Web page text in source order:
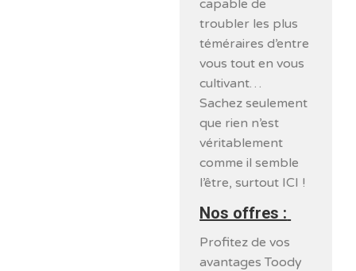
capable de
troubler les plus
téméraires d’entre
vous tout en vous
cultivant…
Sachez seulement
que rien n’est
véritablement
comme il semble
l’être, surtout ICI !
Nos offres :
Profitez de vos
avantages Toody